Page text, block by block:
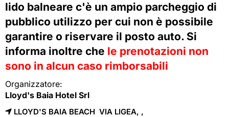
lido balneare c'è un ampio parcheggio di
pubblico utilizzo per cui non è possibile
garantire o riservare il posto auto. Si
informa inoltre che le prenotazioni non
sono in alcun caso rimborsabili
Organizzatore:
Lloyd's Baia Hotel Srl
LLOYD'S BAIA BEACH VIA LIGEA, ,